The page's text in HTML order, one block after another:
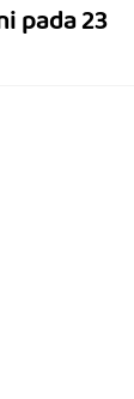
pada 23